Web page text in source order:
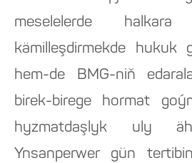
meselelerde halkara
kämilleşdirmekde hukuk
hem-de BMG-niň
birek-birege hormat
hyzmatdaşlyk uly
Ynsanperwer gün